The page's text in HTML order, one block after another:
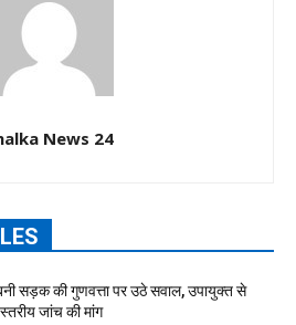
News 24
सड़क की गुणवत्ता पर उठे सवाल, उपायुक्त से
जांच की मांग